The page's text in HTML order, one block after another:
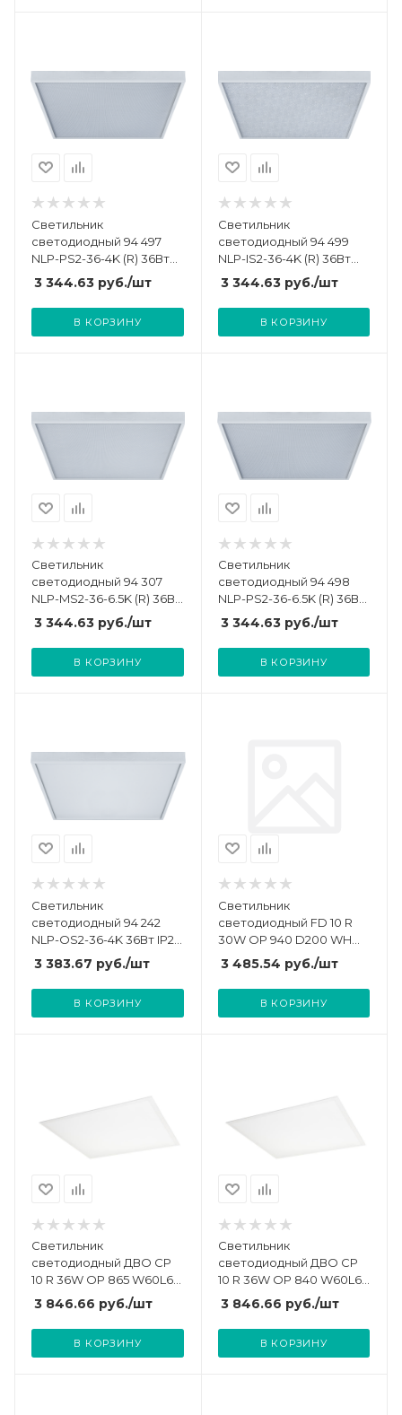
Светильник
светодиодный 94 497
NLP-PS2-36-4K (R) 36Вт
IP20 универс. рассеив.
призма с драйвером
(аналог ЛВО 4х18)
Navigator 94497
3 344.63 руб./шт
В КОРЗИНУ
Светильник
светодиодный 94 499
NLP-IS2-36-4K (R) 36Вт
4000К IP20 универс.
рассеив. колотый лед с
драйвером (аналог
ЛВО4х18) Navigator
3 344.63руб./шт
В КОРЗИНУ
Светильник
светодиодный 94 307
NLP-MS2-36-6.5K (R) 36Вт
IP20 универс. рассеив.
микропризма с
драйвером (аналог
ЛВО4х18) Navigator
3 344.63 руб./шт
В КОРЗИНУ
Светильник
светодиодный 94 498
NLP-PS2-36-6.5K (R) 36Вт
6500К IP20 универс.
рассеив. призма с
драйвером (аналог
ЛВО4х18) Navigator
3 344.63руб./шт
В КОРЗИНУ
Светильник
светодиодный 94 242
NLP-OS2-36-4K 36Вт IP20
универс. с опал
рассеив. с драйвером
(аналог ЛВО4х18)
Navigator 94242
3 383.67 руб./шт
В КОРЗИНУ
Светильник
светодиодный FD 10 R
30W OP 940 D200 WH
IP44 231х47мм 30Вт
4000К Ra 90 IP44
встраив. бел. даунлайт
Русский Свет
3 485.54 руб./шт
В КОРЗИНУ
Светильник
светодиодный ДВО CP
10 R 36W OP 865 W60L60
595х595х26мм 36Вт
6500К IP40 встраив.
панель бел. Русский
Свет 14061023060
3 846.66 руб./шт
В КОРЗИНУ
Светильник
светодиодный ДВО CP
10 R 36W OP 840 W60L60
595х595х26мм 36Вт
4000К IP40 встраив.
панель бел. Русский
Свет 14061023059
3 846.66 руб./шт
В КОРЗИНУ